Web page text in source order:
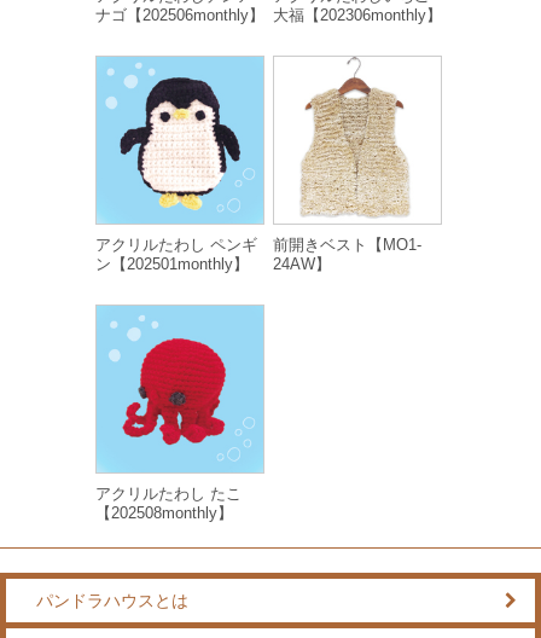
ナゴ【202506monthly】
大福【202306monthly】
アクリルたわし ペンギ
ン【202501monthly】
前開きベスト【MO1-
24AW】
アクリルたわし たこ
【202508monthly】
パンドラハウスとは